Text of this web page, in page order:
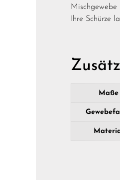
Mischgewebe
Ihre Schürze
Maße